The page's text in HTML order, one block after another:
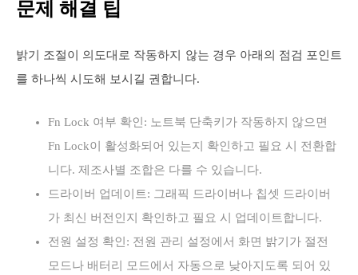
문제 해결 팁
밝기 조절이 의도대로 작동하지 않는 경우 아래의 점검 포인트
를 하나씩 시도해 보시길 권합니다.
Fn Lock 여부 확인: 노트북 단축키가 작동하지 않으면
Fn Lock이 활성화되어 있는지 확인하고 필요 시 전환합
니다. 제조사별 조합은 다를 수 있습니다.
드라이버 업데이트: 그래픽 드라이버나 칩셋 드라이버
가 최신 버전인지 확인하고 필요 시 업데이트합니다.
전원 설정 확인: 전원 관리 설정에서 화면 밝기가 절전
모드나 배터리 모드에서 자동으로 낮아지도록 되어 있